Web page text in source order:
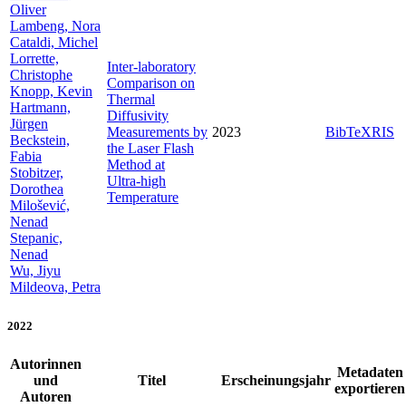
Oliver
Lambeng, Nora
Cataldi, Michel
Lorrette,
Christophe
Knopp, Kevin
Hartmann,
Jürgen
Beckstein,
Fabia
Stobitzer,
Dorothea
Milošević,
Nenad
Stepanic,
Nenad
Wu, Jiyu
Mildeova, Petra
Inter‑laboratory
Comparison on
Thermal
Diffusivity
Measurements by
the Laser Flash
Method at
Ultra‑high
Temperature
2023 BibTeXRIS
2022
Autorinnen
und
Autoren
Titel Erscheinungsjahr
Metadaten
exportieren